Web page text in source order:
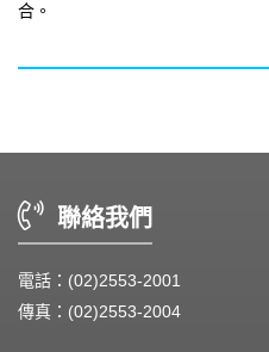
合。
聯絡我們
電話：(02)2553-2001
傳真：(02)2553-2004